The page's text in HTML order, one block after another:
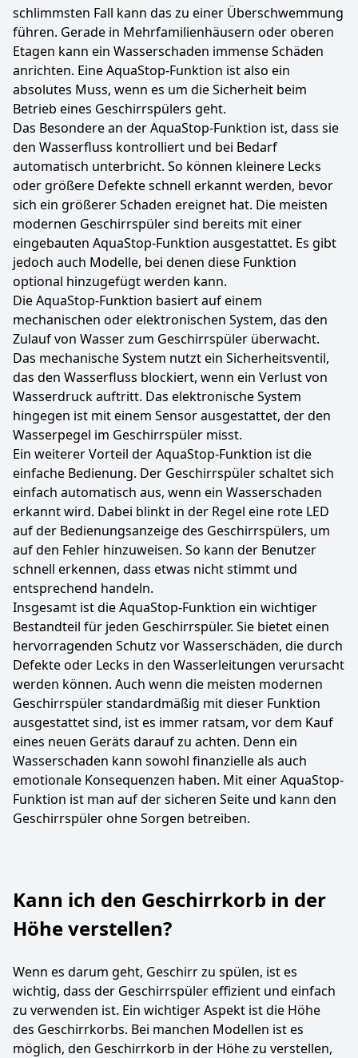
schlimmsten Fall kann das zu einer Überschwemmung
führen. Gerade in Mehrfamilienhäusern oder oberen
Etagen kann ein Wasserschaden immense Schäden
anrichten. Eine AquaStop-Funktion ist also ein
absolutes Muss, wenn es um die Sicherheit beim
Betrieb eines Geschirrspülers geht.
Das Besondere an der AquaStop-Funktion ist, dass sie
den Wasserfluss kontrolliert und bei Bedarf
automatisch unterbricht. So können kleinere Lecks
oder größere Defekte schnell erkannt werden, bevor
sich ein größerer Schaden ereignet hat. Die meisten
modernen Geschirrspüler sind bereits mit einer
eingebauten AquaStop-Funktion ausgestattet. Es gibt
jedoch auch Modelle, bei denen diese Funktion
optional hinzugefügt werden kann.
Die AquaStop-Funktion basiert auf einem
mechanischen oder elektronischen System, das den
Zulauf von Wasser zum Geschirrspüler überwacht.
Das mechanische System nutzt ein Sicherheitsventil,
das den Wasserfluss blockiert, wenn ein Verlust von
Wasserdruck auftritt. Das elektronische System
hingegen ist mit einem Sensor ausgestattet, der den
Wasserpegel im Geschirrspüler misst.
Ein weiterer Vorteil der AquaStop-Funktion ist die
einfache Bedienung. Der Geschirrspüler schaltet sich
einfach automatisch aus, wenn ein Wasserschaden
erkannt wird. Dabei blinkt in der Regel eine rote LED
auf der Bedienungsanzeige des Geschirrspülers, um
auf den Fehler hinzuweisen. So kann der Benutzer
schnell erkennen, dass etwas nicht stimmt und
entsprechend handeln.
Insgesamt ist die AquaStop-Funktion ein wichtiger
Bestandteil für jeden Geschirrspüler. Sie bietet einen
hervorragenden Schutz vor Wasserschäden, die durch
Defekte oder Lecks in den Wasserleitungen verursacht
werden können. Auch wenn die meisten modernen
Geschirrspüler standardmäßig mit dieser Funktion
ausgestattet sind, ist es immer ratsam, vor dem Kauf
eines neuen Geräts darauf zu achten. Denn ein
Wasserschaden kann sowohl finanzielle als auch
emotionale Konsequenzen haben. Mit einer AquaStop-
Funktion ist man auf der sicheren Seite und kann den
Geschirrspüler ohne Sorgen betreiben.
Kann ich den Geschirrkorb in der
Höhe verstellen?
Wenn es darum geht, Geschirr zu spülen, ist es
wichtig, dass der Geschirrspüler effizient und einfach
zu verwenden ist. Ein wichtiger Aspekt ist die Höhe
des Geschirrkorbs. Bei manchen Modellen ist es
möglich, den Geschirrkorb in der Höhe zu verstellen,